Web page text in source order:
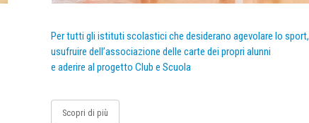
Per tutti gli istituti scolastici che desiderano agevolare lo sport,
usufruire dell’associazione delle carte dei propri alunni
e aderire al progetto Club e Scuola
Scopri di più